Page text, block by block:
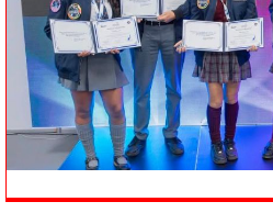
soychile
soyarica
soyiquique